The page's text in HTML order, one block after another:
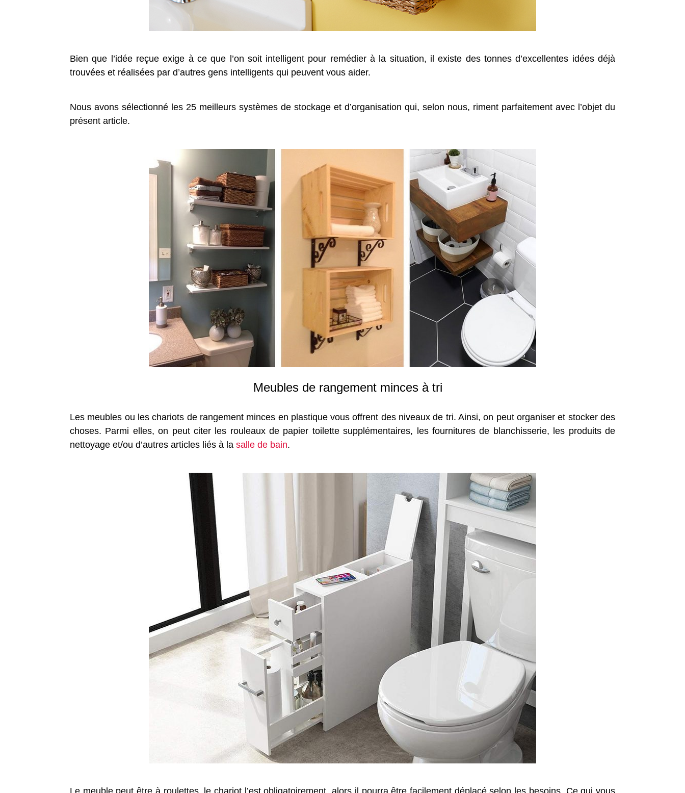
Bien que l’idée reçue exige à ce que l’on soit intelligent pour remédier à la situation, il existe des tonnes d’excellentes idées déjà
trouvées et réalisées par d’autres gens intelligents qui peuvent vous aider.
Nous avons sélectionné les 25 meilleurs systèmes de stockage et d’organisation qui, selon nous, riment parfaitement avec l’objet du
présent article.
Meubles de rangement minces à tri
Les meubles ou les chariots de rangement minces en plastique vous offrent des niveaux de tri. Ainsi, on peut organiser et stocker des
choses. Parmi elles, on peut citer les rouleaux de papier toilette supplémentaires, les fournitures de blanchisserie, les produits de
nettoyage et/ou d’autres articles liés à la salle de bain.